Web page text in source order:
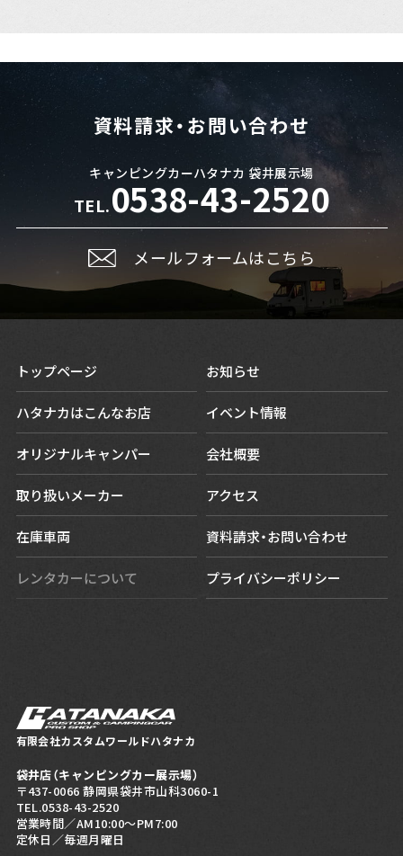
資料請求・お問い合わせ
キャンピングカーハタナカ 袋井展示場
TEL.0538-43-2520
メールフォームはこちら
トップページ
ハタナカはこんなお店
オリジナルキャンパー
取り扱いメーカー
在庫車両
レンタカーについて
お知らせ
イベント情報
会社概要
アクセス
資料請求・お問い合わせ
プライバシーポリシー
有限会社カスタムワールドハタナカ
袋井店（キャンピングカー展示場）
〒437-0066 静岡県袋井市山科3060-1
TEL.0538-43-2520
営業時間／AM10:00～PM7:00
定休日／毎週月曜日